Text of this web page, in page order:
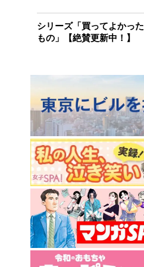
シリーズ「買ってよかった
もの」【絶賛更新中！】